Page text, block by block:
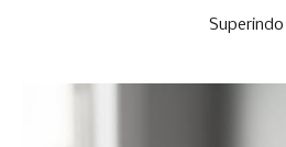
Superindo